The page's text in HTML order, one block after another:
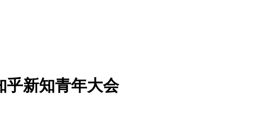
乎新知青年大会